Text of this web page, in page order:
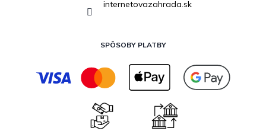
internetovazahrada.sk
SPÔSOBY PLATBY